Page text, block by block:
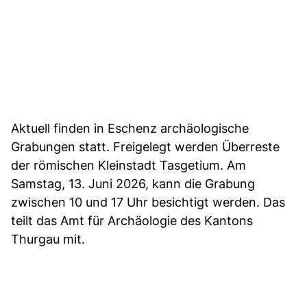
Aktuell finden in Eschenz archäologische
Grabungen statt. Freigelegt werden Überreste
der römischen Kleinstadt Tasgetium. Am
Samstag, 13. Juni 2026, kann die Grabung
zwischen 10 und 17 Uhr besichtigt werden. Das
teilt das Amt für Archäologie des Kantons
Thurgau mit.